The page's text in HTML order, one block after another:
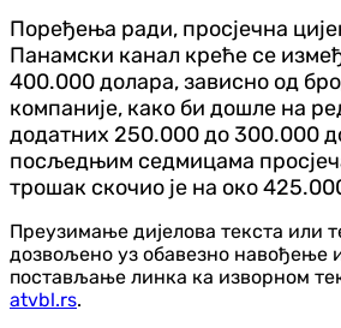
Поређења ради, просјечна
Панамски канал креће се
400.000 долара, зависно од
компаније, како би дошле на
додатних 250.000 до 300.000
посљедњим седмицама
трошак скочио је на око
Преузимање дијелова текста или
дозвољено уз обавезно навођење
постављање линка ка изворном
atvbl.rs.